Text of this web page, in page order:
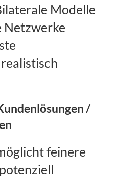
Modelle
/
feinere